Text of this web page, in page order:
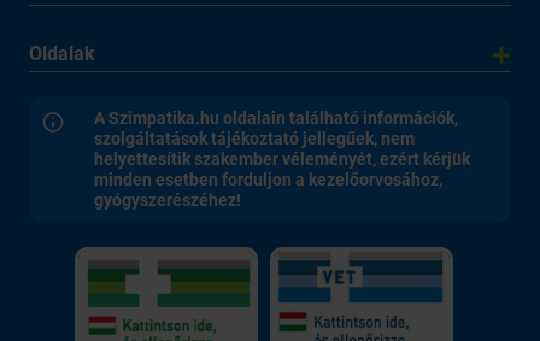
Oldalak
A Szimpatika.hu oldalain található információk,
szolgáltatások tájékoztató jellegűek, nem
helyettesítik szakember véleményét, ezért kérjük
minden esetben forduljon a kezelőorvosához,
gyógyszerészéhez!